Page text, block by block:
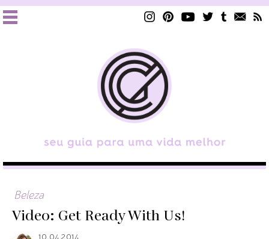
Beleza
Video: Get Ready With Us!
10.04.2014